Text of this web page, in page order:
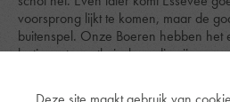
voorsprong lijkt te komen, maar de
buitenspel. Onze Boeren hebben
lastig met een thuisploeg die zijn
moet vuil maken. Diop knalt een vrije